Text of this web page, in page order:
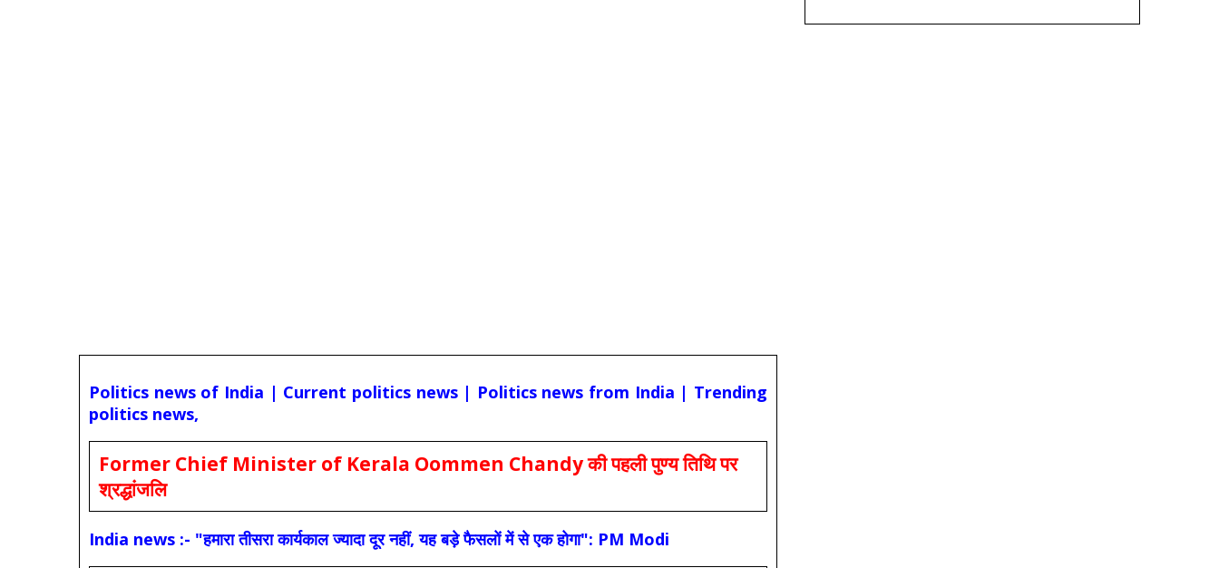
Politics news of India | Current politics news | Politics news from India | Trending
politics news,
Former Chief Minister of Kerala Oommen Chandy की पहली पुण्य तिथि पर
श्रद्धांजलि
India news :- "हमारा तीसरा कार्यकाल ज्यादा दूर नहीं, यह बड़े फैसलों में से एक होगा": PM Modi